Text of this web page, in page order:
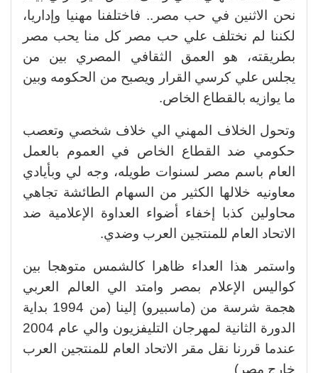
نحن الاثنين في حب مصر.. فاختلفنا مهنيا وإداريا،
لكننا لم نختلف علي حب مصر كل منا يحب مصر
بطريقته، هو العمق الثقافي المصري بين من
يجلس علي كرسي القرار ويصبح من الحكومه وبين
ما يوازيه بالقطاع الخاص.
وتحول الخلاف المهني الي خلاف شخصي وتعصب
حكومي ضد القطاع الخاص في العموم بالعمل
العام باسم مصر لسنوات طويله، وجه لي وبأيادي
معاونيه خلالها الكثير من السهام الطائشة تجاهي
محاولين كذبا إخفاء أضواء العداوة الإعلامية ضد
الاتحاد العام للمنتجين العرب وضدي.
واستمر هذا العداء ظاهرا كالشمس متوهجا بين
كواليس الإعلام بمصر وامتد الي العالم العربي
هجمة شرسة من (ماسبيرو) إلينا (من 1994 بداية
الدورة الثانية لمهرجان التليفزيون والي عام 2004
عندما قررنا نقل مقر الاتحاد العام للمنتجين العرب
خارج مصر)